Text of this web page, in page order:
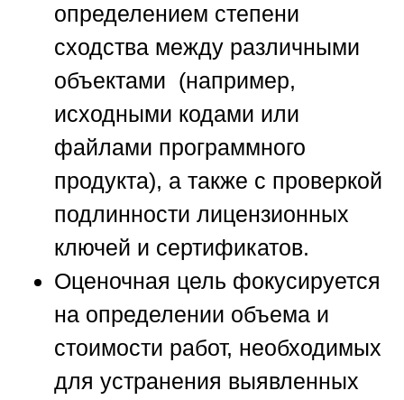
определением степени
сходства между различными
объектами (например,
исходными кодами или
файлами программного
продукта), а также с проверкой
подлинности лицензионных
ключей и сертификатов.
Оценочная цель фокусируется
на определении объема и
стоимости работ, необходимых
для устранения выявленных